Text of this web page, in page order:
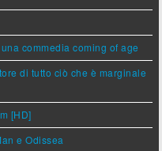
commedia coming of age
di tutto ciò che è marginale
[HD]
e Odissea